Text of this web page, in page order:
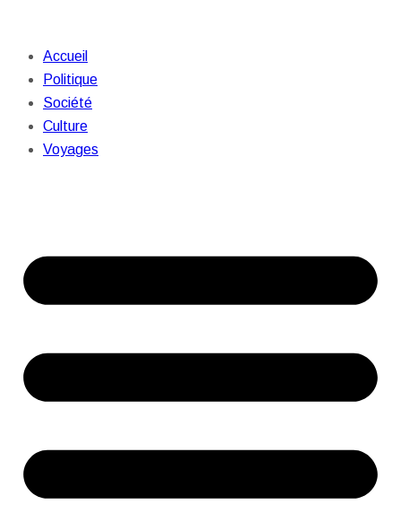
Accueil
Politique
Société
Culture
Voyages